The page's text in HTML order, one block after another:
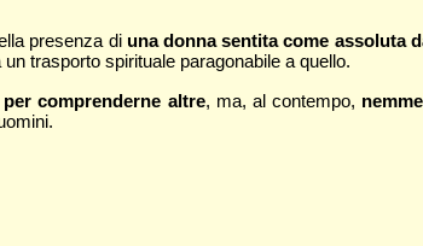
presenza di una donna sentita come assoluta
trasporto spirituale paragonabile a quello.
comprenderne altre, ma, al contempo,